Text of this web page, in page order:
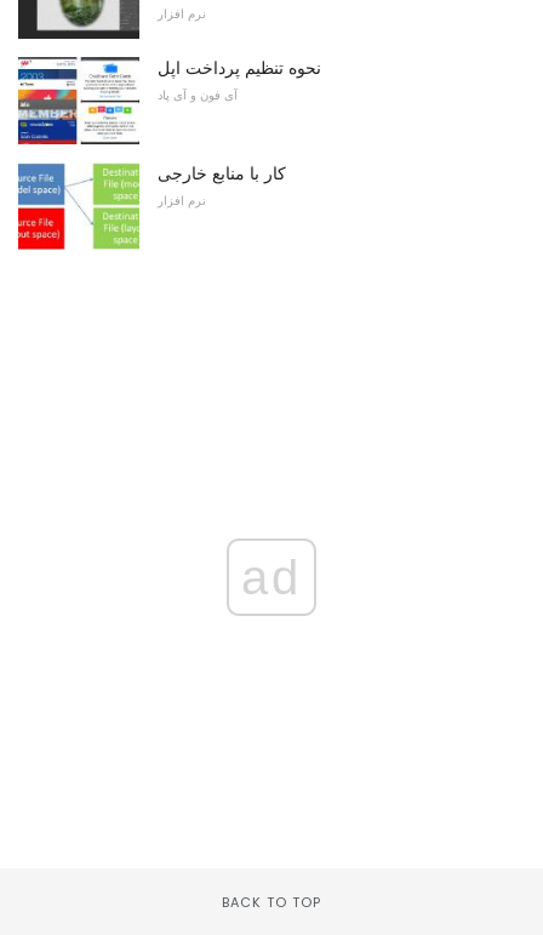
نرم افزار
نحوه تنظیم پرداخت اپل
آی فون و آی پاد
کار با منابع خارجی
نرم افزار
ad
BACK TO TOP